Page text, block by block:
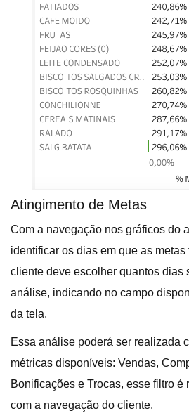
Atingimento de Metas
Com a navegação nos gráficos do
identificar os dias em que as
cliente deve escolher quantos dias
análise, indicando no campo
da tela.
Essa análise poderá ser realizada
métricas disponíveis: Vendas,
Bonificações e Trocas, esse filtro é
com a navegação do cliente.